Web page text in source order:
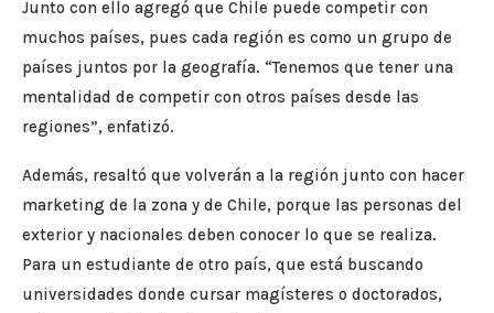
Junto con ello agregó que Chile puede competir con
muchos países, pues cada región es como un grupo de
países juntos por la geografía. “Tenemos que tener una
mentalidad de competir con otros países desde las
regiones”, enfatizó.
Además, resaltó que volverán a la región junto con hacer
marketing de la zona y de Chile, porque las personas del
exterior y nacionales deben conocer lo que se realiza.
Para un estudiante de otro país, que está buscando
universidades donde cursar magísteres o doctorados,